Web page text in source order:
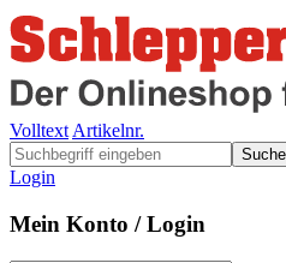
Volltext Artikelnr.
Login
Mein Konto / Login